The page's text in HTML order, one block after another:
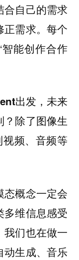
合自己的需求
正需求。每个
能创作合作
出发，未来
除了图像生
频、音频等
态概念一定会
多维信息感受
我们也在做一
动生成、音乐